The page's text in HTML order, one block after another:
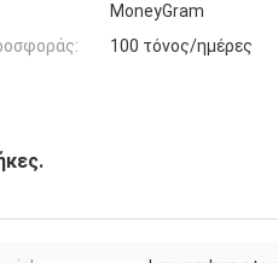
MoneyGram
100 τόνος/ημέρες